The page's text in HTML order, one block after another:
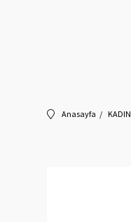
Anasayfa KADIN